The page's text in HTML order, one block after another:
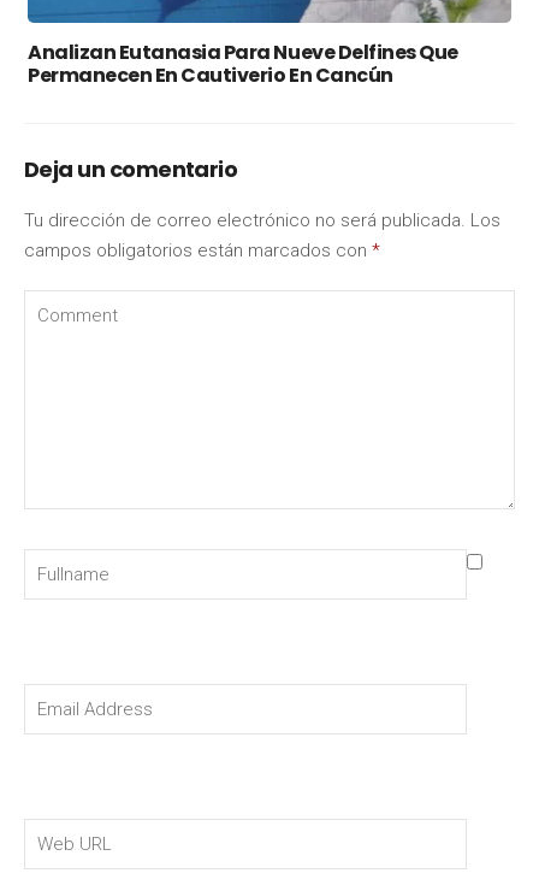
Analizan Eutanasia Para Nueve Delfines Que
Permanecen En Cautiverio En Cancún
Deja un comentario
Tu dirección de correo electrónico no será publicada. Los
campos obligatorios están marcados con *